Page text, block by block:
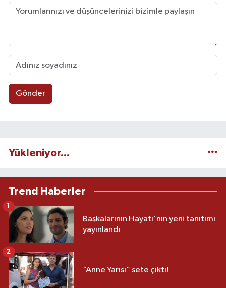
Gönder
Yükleniyor...
Trend Haberler
Başkalarının Hayatı'nın yeni tanıtımı
yayınlandı
1
“Anne Yarısı” sete çıktı!
2